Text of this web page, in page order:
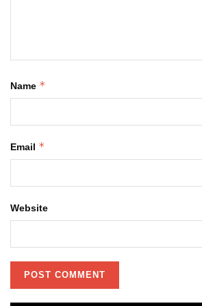
Name *
Email *
Website